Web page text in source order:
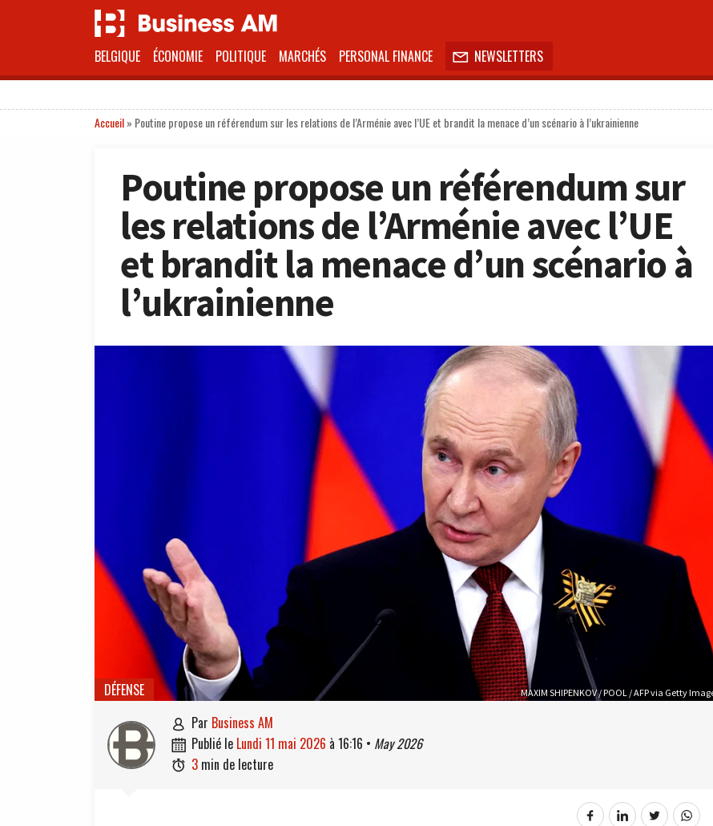
BELGIQUE ÉCONOMIE POLITIQUE MARCHÉS PERSONAL FINANCE  NEWSLETTERS
Accueil» Poutine propose un référendum sur les relations de l’Arménie avec l’UE et brandit la menace d’un scénario à l’ukrainienne
Poutine propose un référendum sur
les relations de l’Arménie avec l’UE
et brandit la menace d’un scénario à
l’ukrainienne
MAXIM SHIPENKOV / POOL / AFP via Getty
DÉFENSE
 par Business AM
 publié le lundi 11 mai 2026 à 16:16 • May 2026
 3 min de lecture